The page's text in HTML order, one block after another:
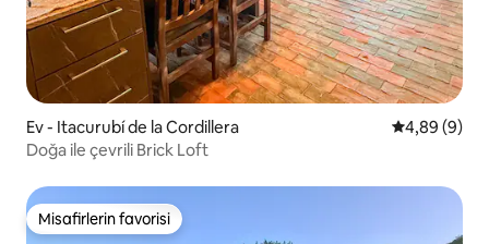
Ev - Itacurubí de la Cordillera 5 üzerinden
4,89 (9)
Doğa ile çevrili Brick Loft
Misafirlerin favorisi
Misafirlerin favorisi